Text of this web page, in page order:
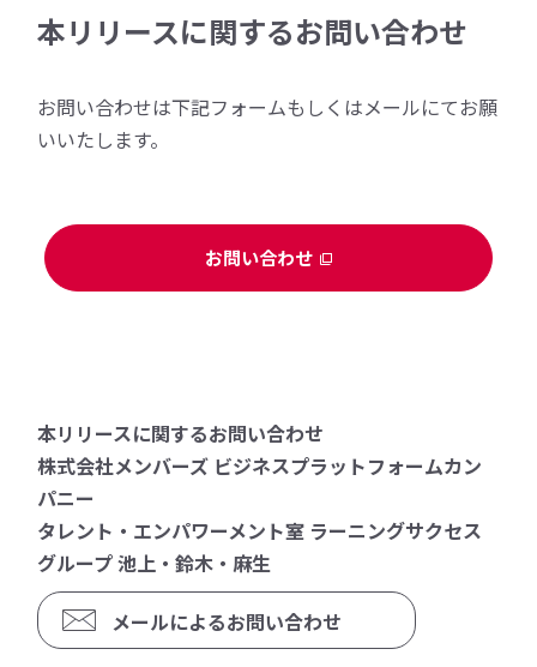
本リリースに関するお問い合わせ
お問い合わせは下記フォームもしくはメールにてお願
いいたします。
お問い合わせ
本リリースに関するお問い合わせ
株式会社メンバーズ ビジネスプラットフォームカン
パニー
タレント・エンパワーメント室 ラーニングサクセス
グループ 池上・鈴木・麻生
メールによるお問い合わせ